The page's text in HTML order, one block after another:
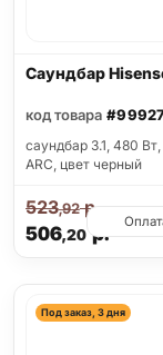
Саундбар
код товара
саундбар 3.1, 480
ARC, цвет черный
506,20р.
523,92р.
Под заказ, 3 дня